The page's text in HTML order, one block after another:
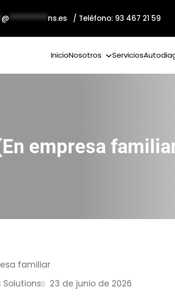
@**********ns.es / Teléfono: 93 467 21 59
InicioNosotros Servicios
empresa
Solutions 23 de junio de 2026